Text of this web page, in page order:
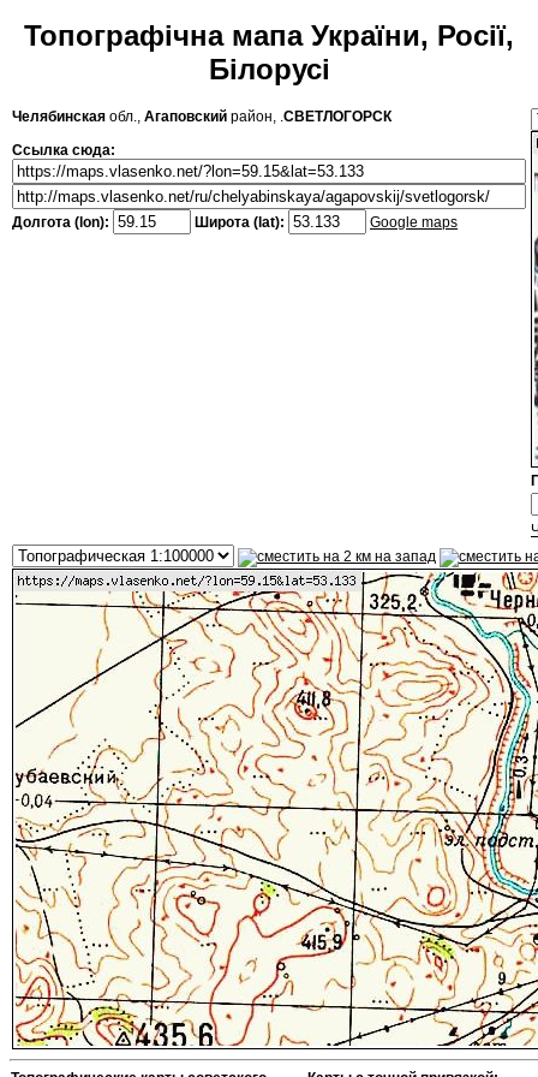
Топографічна мапа України, Росії,
Білорусі
Челябинская обл., Агаповский район, .СВЕТЛОГОРСК
Ссылка сюда:
Долгота (lon): Широта (lat): Google maps